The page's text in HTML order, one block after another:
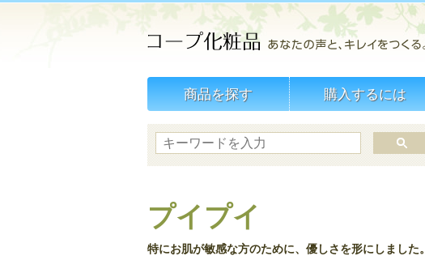
商品を探す 購入するには
プイプイ
特にお肌が敏感な方のために、優しさを形にしました。